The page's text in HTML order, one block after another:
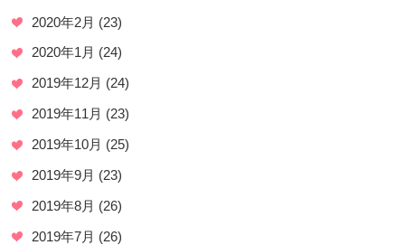
2020年2月 (23)
2020年1月 (24)
2019年12月 (24)
2019年11月 (23)
2019年10月 (25)
2019年9月 (23)
2019年8月 (26)
2019年7月 (26)